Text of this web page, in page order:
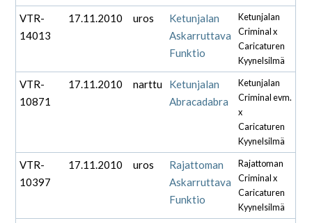
VTR-
14013
17.11.2010 uros
Ketunjalan
Askarruttava
Funktio
Ketunjalan
Criminal x
Caricaturen
Kyynelsilmä
VTR-
10871
17.11.2010 narttu
Ketunjalan
Abracadabra
Ketunjalan
Criminal evm.
x
Caricaturen
Kyynelsilmä
VTR-
10397
17.11.2010 uros
Rajattoman
Askarruttava
Funktio
Rajattoman
Criminal x
Caricaturen
Kyynelsilmä